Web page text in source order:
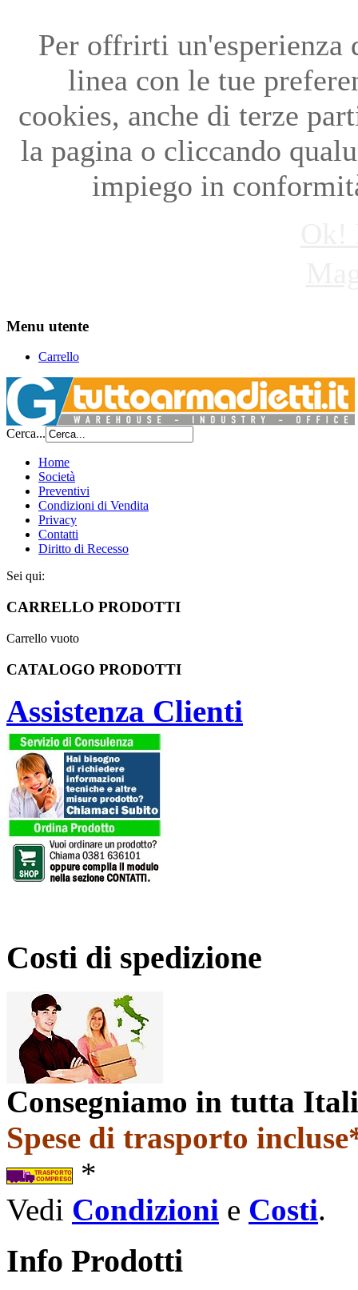
Per offrirti un'esperienza
linea con le tue
cookies, anche di terze
la pagina o cliccando
impiego in
Menu utente
Carrello
Cerca...
Home
Società
Preventivi
Condizioni di Vendita
Privacy
Contatti
Diritto di Recesso
Sei qui:
CARRELLO PRODOTTI
Carrello vuoto
CATALOGO PRODOTTI
Assistenza Clienti
Costi di spedizione
Consegniamo in tutta
Spese di trasporto
*
Vedi Condizioni e Costi.
Info Prodotti